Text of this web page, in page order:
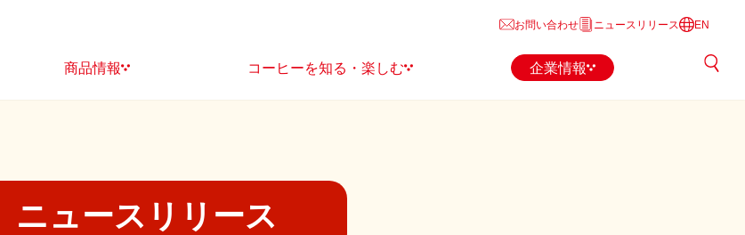
お問い合わせ ニュースリリース EN
商品情報 コーヒーを知る・楽しむ 企業情報
ニュースリリース